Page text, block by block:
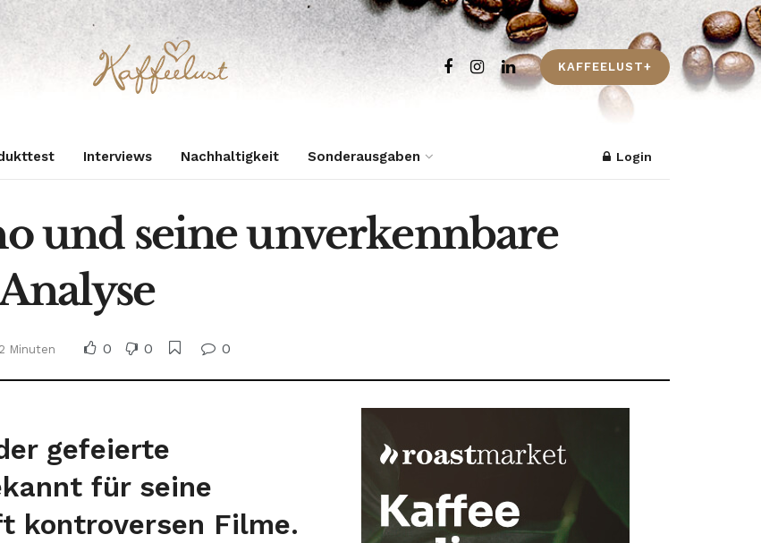
KAFFEELUST+
Interviews Nachhaltigkeit Sonderausgaben Login
und seine unverkennbare
Minuten 0 0 0
gefeierte
für seine
kontroversen Filme.